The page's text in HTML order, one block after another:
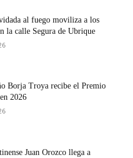
al fuego moviliza a los
la calle Segura de Ubrique
Borja Troya recibe el Premio
2026
Juan Orozco llega a